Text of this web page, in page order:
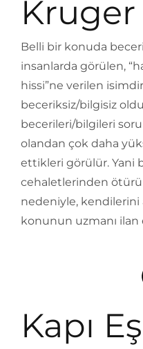
Kruger
Belli bir konuda
insanlarda görülen,
hissi”ne verilen
beceriksiz/bilgisiz
becerileri/bilgileri
olandan çok daha
ettikleri görülür. Yani
cehaletlerinden ötürü
nedeniyle, kendilerini
konunun uzmanı ilan
Kapı